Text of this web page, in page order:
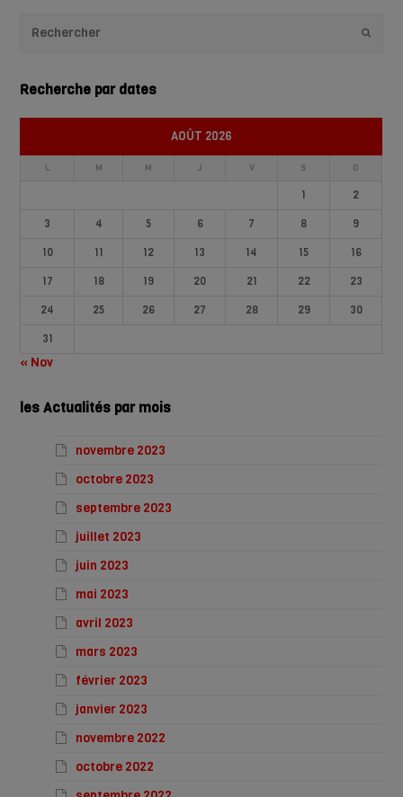
Recherche par dates
AOÛT 2026
L M M J V S D
1
2
3
4 5 6 7 8
9
10
11 12 13 14 15
16
17
18 19 20 21 22
23
24
25 26 27 28 29
30
31
« Nov
les Actualités par mois
novembre 2023
octobre 2023
septembre 2023
juillet 2023
juin 2023
mai 2023
avril 2023
mars 2023
février 2023
janvier 2023
novembre 2022
octobre 2022